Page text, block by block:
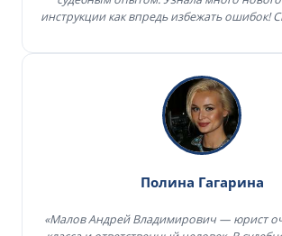
инструкции как впредь избежать ошибок!
Полина Гагарина
«Малов Андрей Владимирович — юрист